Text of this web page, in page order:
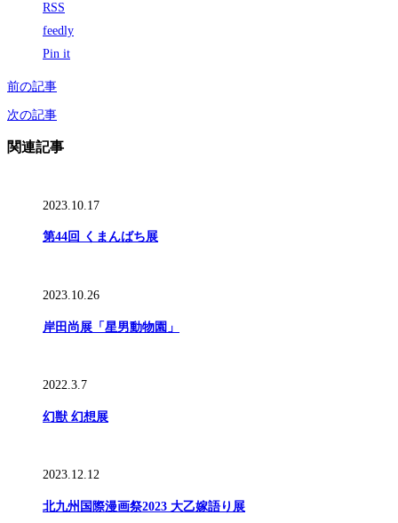
RSS
feedly
Pin it
前の記事
次の記事
関連記事
2023.10.17
第44回 くまんばち展
2023.10.26
岸田尚展「星男動物園」
2022.3.7
幻獣 幻想展
2023.12.12
北九州国際漫画祭2023 大乙嫁語り展